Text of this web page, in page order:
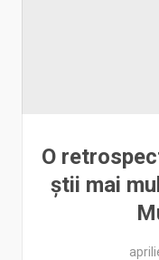
O
ştii mai